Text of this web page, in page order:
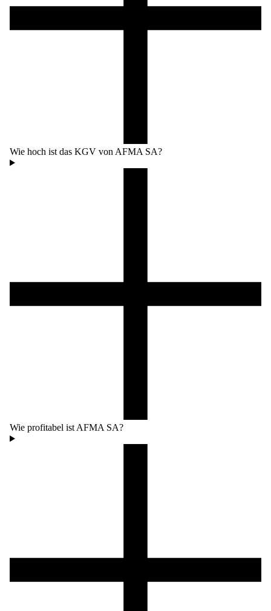
Wie hoch ist das KGV von AFMA SA?
Wie profitabel ist AFMA SA?